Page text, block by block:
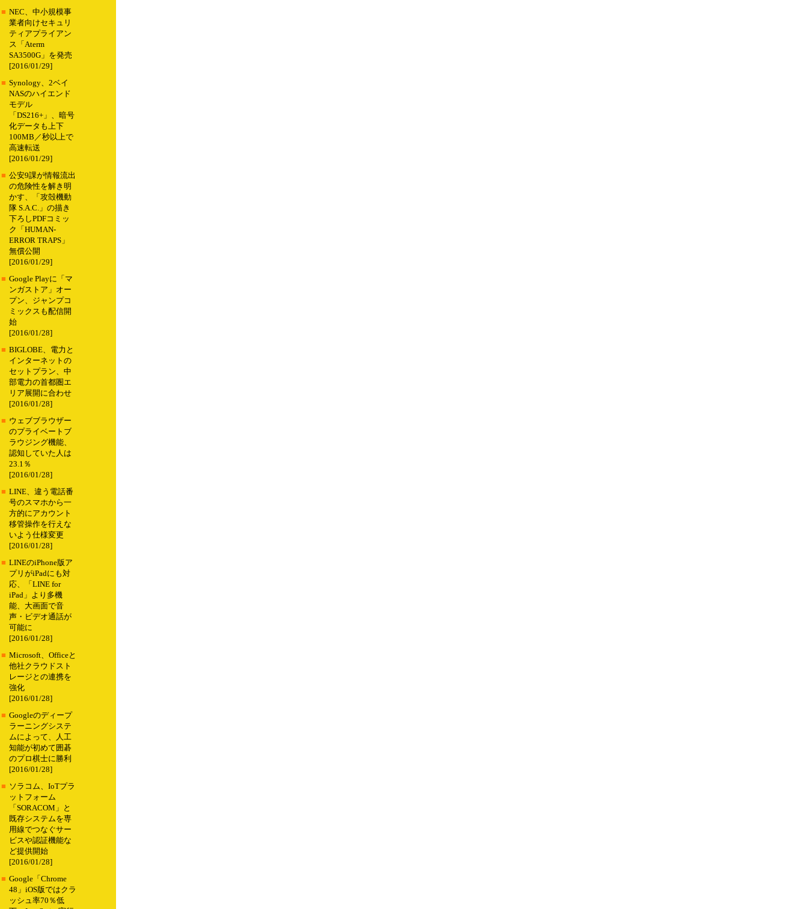
■ NEC、中小規模事
業者向けセキュリ
ティアプライアン
ス「Aterm
SA3500G」を発売
[2016/01/29]
■ Synology、2ベイ
NASのハイエンド
モデル
「DS216+」、暗号
化データも上下
100MB／秒以上で
高速転送
[2016/01/29]
■ 公安9課が情報流出
の危険性を解き明
かす、「攻殻機動
隊 S.A.C.」の描き
下ろしPDFコミッ
ク「HUMAN-
ERROR TRAPS」
無償公開
[2016/01/29]
■ Google Playに「マ
ンガストア」オー
プン、ジャンプコ
ミックスも配信開
始
[2016/01/28]
■ BIGLOBE、電力と
インターネットの
セットプラン、中
部電力の首都圏エ
リア展開に合わせ
[2016/01/28]
■ ウェブブラウザー
のプライベートブ
ラウジング機能、
認知していた人は
23.1％
[2016/01/28]
■ LINE、違う電話番
号のスマホから一
方的にアカウント
移管操作を行えな
いよう仕様変更
[2016/01/28]
■ LINEのiPhone版ア
プリがiPadにも対
応、「LINE for
iPad」より多機
能、大画面で音
声・ビデオ通話が
可能に
[2016/01/28]
■ Microsoft、Officeと
他社クラウドスト
レージとの連携を
強化
[2016/01/28]
■ Googleのディープ
ラーニングシステ
ムによって、人工
知能が初めて囲碁
のプロ棋士に勝利
[2016/01/28]
■ ソラコム、IoTプラ
ットフォーム
「SORACOM」と
既存システムを専
用線でつなぐサー
ビスや認証機能な
ど提供開始
[2016/01/28]
■ Google「Chrome
48」iOS版ではクラ
ッシュ率70％低